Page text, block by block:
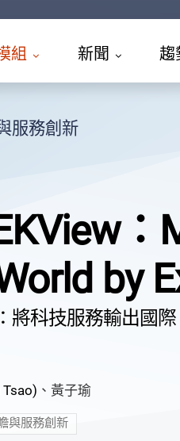
組 新聞 趨
服務創新
：
by
將科技服務輸出國
、 黃子瑜
與服務創新